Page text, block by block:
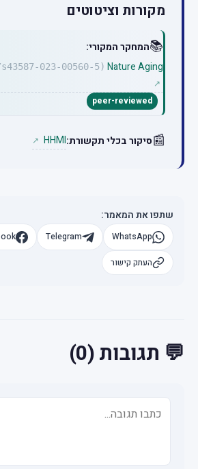
מקורות וציטוטים
📚המחקר המקורי:
Nature Aging
023-00560-5)
↗
peer-reviewed
📰סיקור בכלי תקשורת:HHMI
↗
שתפו את המאמר:
WhatsApp
Telegram
העתק קישור
💬 תגובות (0)